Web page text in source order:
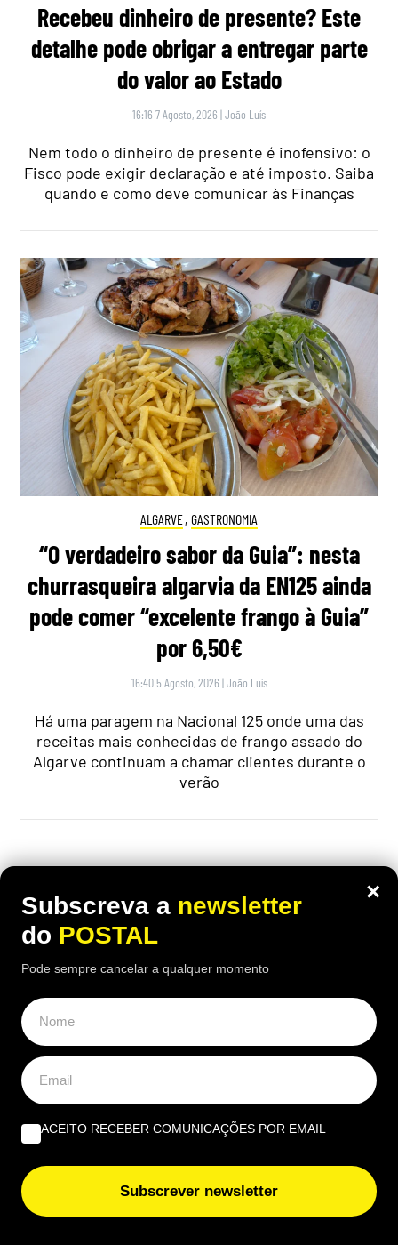
Recebeu dinheiro de presente? Este
detalhe pode obrigar a entregar parte
do valor ao Estado
16:16 7 Agosto, 2026 |João Luís
Nem todo o dinheiro de presente é inofensivo: o
Fisco pode exigir declaração e até imposto. Saiba
quando e como deve comunicar às Finanças
ALGARVE, GASTRONOMIA
“O verdadeiro sabor da Guia”: nesta
churrasqueira algarvia da EN125 ainda
pode comer “excelente frango à Guia”
por 6,50€
16:40 5 Agosto, 2026 |João Luís
Há uma paragem na Nacional 125 onde uma das
receitas mais conhecidas de frango assado do
Algarve continuam a chamar clientes durante o
verão
Quem tem menos de 15 anos de descontos pode pedir
esta pensão em Portugal se cumprir estes requisitos
Pablu e Davilla animam Dia Internacional da Juventude
em Tavira
Adeus IUC e IPO em Portugal: carros matriculados antes
desta data podem ficar isentos se cumprirem estes
requisitos
Recebeu dinheiro de presente? Este detalhe pode
obrigar a entregar parte do valor ao Estado
Eclipse solar será observado com telescópios na
×
Subscreva a newsletter
do POSTAL
Pode sempre cancelar a qualquer momento
ACEITO RECEBER COMUNICAÇÕES POR EMAIL
Subscrever newsletter